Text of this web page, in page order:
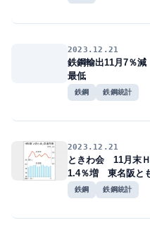
2023.12.21
鉄鋼輸出11月7％
最低
鉄鋼 鉄鋼統計
2023.12.21
ときわ会 11月末
1.4％増 東名阪と
鉄鋼 鉄鋼統計